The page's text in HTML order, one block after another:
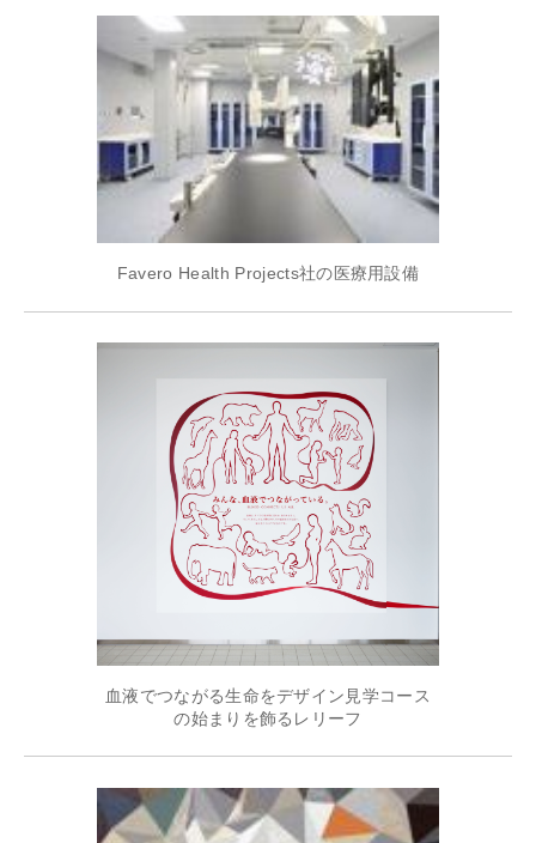
Favero Health Projects社の医療用設備
血液でつながる生命をデザイン見学コース
の始まりを飾るレリーフ